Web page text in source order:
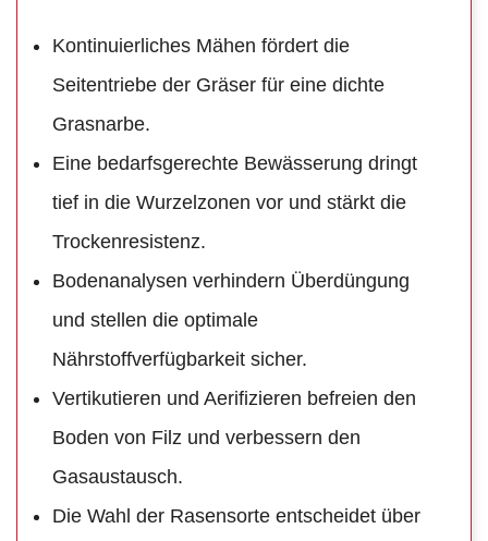
Kontinuierliches Mähen fördert die
Seitentriebe der Gräser für eine dichte
Grasnarbe.
Eine bedarfsgerechte Bewässerung dringt
tief in die Wurzelzonen vor und stärkt die
Trockenresistenz.
Bodenanalysen verhindern Überdüngung
und stellen die optimale
Nährstoffverfügbarkeit sicher.
Vertikutieren und Aerifizieren befreien den
Boden von Filz und verbessern den
Gasaustausch.
Die Wahl der Rasensorte entscheidet über